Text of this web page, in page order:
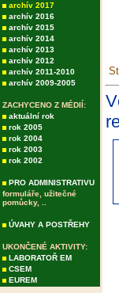
archív 2017
archív 2016
archív 2015
archív 2014
archív 2013
archív 2012
archív 2011-2010
archív 2009-2005
ZACHYCENO Z MÉDIÍ:
aktuální rok
rok 2005
rok 2004
rok 2003
rok 2002
PRO ADMINISTRATIVU
formuláře, užitečné
pomůcky, ..
ÚVAHY A POSTŘEHY
UKONČENÉ AKTIVITY:
LABORATOŘ EM
CSEM
EUREM